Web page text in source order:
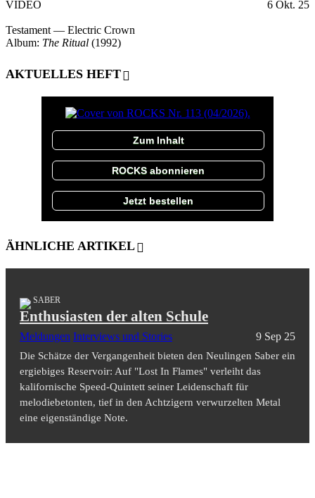
VIDEO 6 Okt. 25
Testament — Electric Crown
Album: The Ritual (1992)
AKTUELLES HEFT
Zum Inhalt
ROCKS abonnieren
Jetzt bestellen
ÄHNLICHE ARTIKEL
SABER
Enthusiasten der alten Schule
Meldungen Interviews und Stories 9 Sep 25
Die Schätze der Vergangenheit bieten den Neulingen Saber ein
ergiebiges Reservoir: Auf "Lost In Flames" verleiht das
kalifornische Speed-Quintett seiner Leidenschaft für
melodiebetonten, tief in den Achtzigern verwurzelten Metal
eine eigenständige Note.